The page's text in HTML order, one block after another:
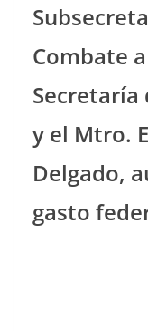
Combate
Secretaría
y el Mtro.
Delgado,
gasto